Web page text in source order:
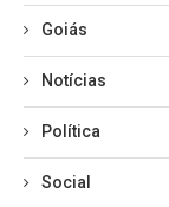
Goiás
Notícias
Política
Social